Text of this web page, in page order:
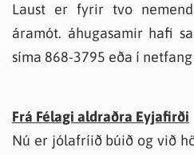
Laust er fyrir tvo
áramót. áhugasamir hafi
síma 868-3795 eða í netfang
Frá Félagi aldraðra Eyjafirði
Nú er jólafríið búið og við